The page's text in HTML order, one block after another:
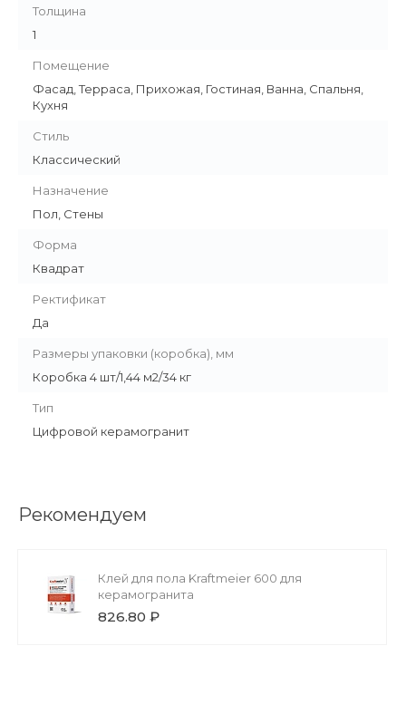
Толщина
1
Помещение
Фасад, Терраса, Прихожая, Гостиная, Ванна, Спальня,
Кухня
Стиль
Классический
Назначение
Пол, Стены
Форма
Квадрат
Ректификат
Да
Размеры упаковки (коробка), мм
Коробка 4 шт/1,44 м2/34 кг
Тип
Цифровой керамогранит
Рекомендуем
Клей для пола Kraftmeier 600 для
керамогранита
826.80 ₽